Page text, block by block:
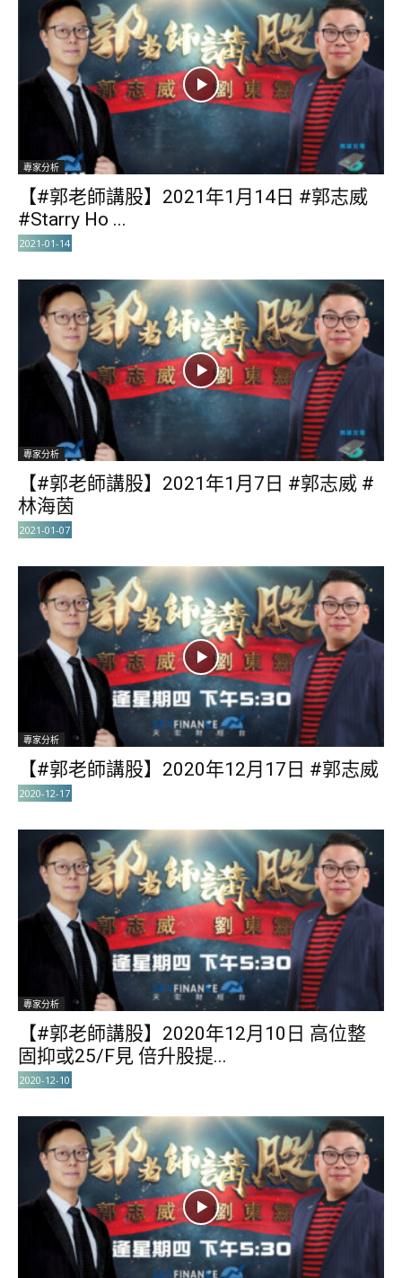
專家分析
【#郭老師講股】2021年1月14日 #郭志威
#Starry Ho ...
2021-01-14
專家分析
【#郭老師講股】2021年1月7日 #郭志威 #
林海茵
2021-01-07
專家分析
【#郭老師講股】2020年12月17日 #郭志威
2020-12-17
專家分析
【#郭老師講股】2020年12月10日 高位整
固抑或25/F見 倍升股提...
2020-12-10